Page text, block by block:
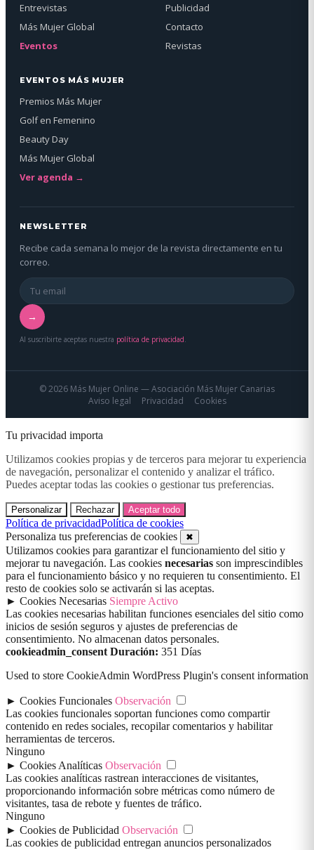
Entrevistas
Más Mujer Global
Eventos
Publicidad
Contacto
Revistas
EVENTOS MÁS MUJER
Premios Más Mujer
Golf en Femenino
Beauty Day
Más Mujer Global
Ver agenda →
NEWSLETTER
Recibe cada semana lo mejor de la revista directamente en tu
correo.
→
Al suscribirte aceptas nuestra política de privacidad
© 2026 Más Mujer Online — Asociación Más Mujer Canarias
Aviso legal
Privacidad Cookies
Tu privacidad importa
Utilizamos cookies propias y de terceros para mejorar tu experiencia
de navegación, personalizar el contenido y analizar el tráfico.
Puedes aceptar todas las cookies o gestionar tus preferencias.
Personalizar Rechazar Aceptar todo
Política de privacidadPolítica de cookies
Personaliza tus preferencias de cookies
✖
Utilizamos cookies para garantizar el funcionamiento del sitio y
mejorar tu navegación. Las cookies necesarias son imprescindibles
para el funcionamiento básico y no requieren tu consentimiento. El
resto de cookies solo se activarán si las aceptas.
► Cookies Necesarias Siempre Activo
Las cookies necesarias habilitan funciones esenciales del sitio como
inicios de sesión seguros y ajustes de preferencias de
consentimiento. No almacenan datos personales.
cookieadmin_consent Duración: 351 Días
Used to store CookieAdmin WordPress Plugin's consent information
► Cookies Funcionales Observación
Las cookies funcionales soportan funciones como compartir
contenido en redes sociales, recopilar comentarios y habilitar
herramientas de terceros.
Ninguno
► Cookies Analíticas Observación
Las cookies analíticas rastrean interacciones de visitantes,
proporcionando información sobre métricas como número de
visitantes, tasa de rebote y fuentes de tráfico.
Ninguno
► Cookies de Publicidad Observación
Las cookies de publicidad entregan anuncios personalizados